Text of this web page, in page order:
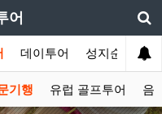
어
데이투어 성지순례
기행 유럽 골프투어 음